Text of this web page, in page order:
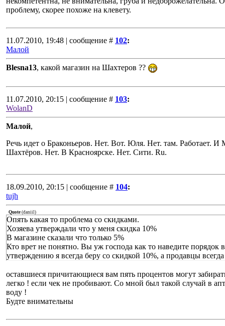
проблему, скорее похоже на клевету.
11.07.2010, 19:48 | сообщение # 102:
Малой
Blesna13, какой магазин на Шахтеров ??
11.07.2010, 20:15 | сообщение # 103:
WolanD
Малой,
Речь идет о Браконьеров. Нет. Вот. Юля. Нет. там. Работает. И
Шахтёров. Нет. В Красноярске. Нет. Сити. Ru.
18.09.2010, 20:15 | сообщение # 104:
tujh
Quote (daniil)
Опять какая то проблема со скидками.
Хозяева утверждали что у меня скидка 10%
В магазине сказали что только 5%
Кто врет не понятно. Вы уж господа как то наведите порядок
утверждению я всегда беру со скидкой 10%, а продавцы
оставшиеся причитающиеся вам пять процентов могут
легко ! если чек не пробивают. Со мной был такой случай в
воду !
Будте внимательны